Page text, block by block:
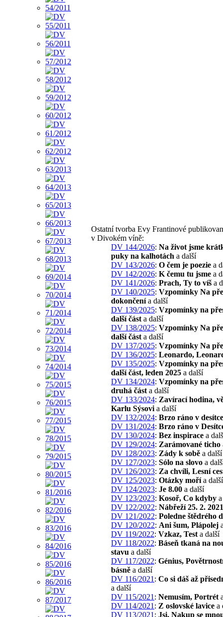
Ostatní tvorba Evy Frantinové
v Divokém víně:
DV 144/2026: Na život jsme
puky na kalhotách a další
DV 143/2026: O čem je poezie a
DV 142/2026: K čemu tu jsme a
DV 141/2026: Prach, Ty to víš a
DV 140/2025: Vzpomínky Na
dokončenía další
DV 139/2025: Vzpomínky na
další část a další
DV 138/2025: Vzpomínky Na
další část a další
DV 137/2025: Vzpomínky Na
DV 136/2025: Leonardo,
DV 135/2025: Vzpomínky na
další část, leden 2025 a další
DV 134/2024: Vzpomínky na
druhá část a další
DV 133/2024: Zavírací hodina,
Karlu Sýsovi a další
DV 132/2024: Brzo ráno v desítce
DV 131/2024: Brzo ráno v
DV 130/2024: Bez inspirace a
DV 129/2024: Zarámované ticho
DV 128/2023: Zády k sobě a další
DV 127/2023: Sólo na slovo a
DV 126/2023: Za chvíli, Lesní
DV 125/2023: Otázky mořía další
DV 124/2023: Je 8.00 a další
DV 123/2023: Kosoř, Co kdyby
DV 122/2022: Nábřeží 25. 2. 2021
DV 121/2022: Poledne štědrého
DV 120/2022: Ani šum, Plápolej
DV 119/2022: Vzkaz, Test a další
DV 118/2022: Báseň tkaná na
stavu a další
DV 117/2022: Génius,
básně a další
DV 116/2021 : Co si dáš až
a další
DV 115/2021 : Nemusím, Portrét
DV 114/2021 : Z oslovské lavice a
DV 113/2021 : Jsi, Nakup se